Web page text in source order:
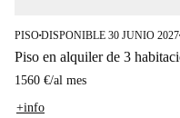
PISO■DISPONIBLE 30 JUNIO 2027■
Piso en alquiler de 3
1560 €/al mes
+info